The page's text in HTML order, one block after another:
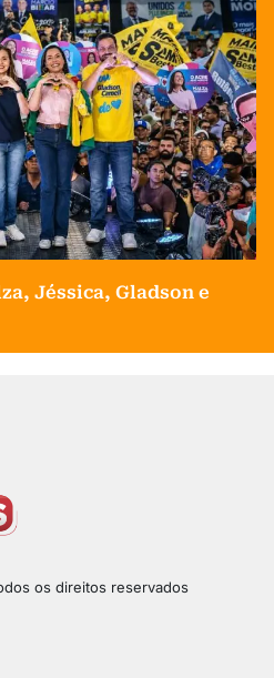
Jéssica, Gladson e
os direitos reservados